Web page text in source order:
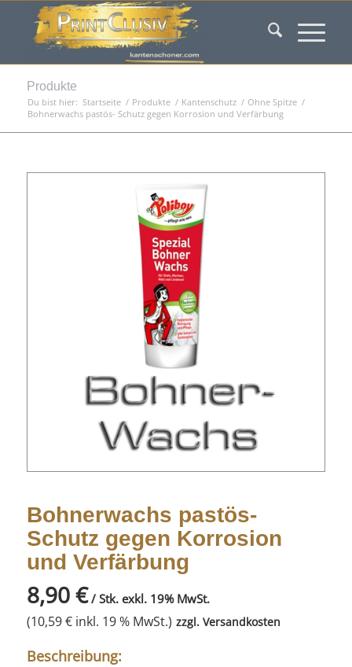
Produkte
Du bist hier: Startseite / Produkte / Kantenschutz / Ohne Spitze /
Bohnerwachs pastös- Schutz gegen Korrosion und Verfärbung
Bohnerwachs pastös-
Schutz gegen Korrosion
und Verfärbung
8,90€/ Stk. exkl. 19% MwSt.
(10,59€inkl. 19 % MwSt.) zzgl. Versandkosten
Beschreibung: